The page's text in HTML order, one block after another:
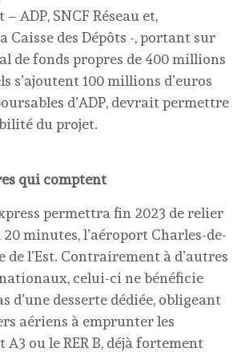
ADP, SNCF Réseau et,
Caisse des Dépôts -, portant sur
de fonds propres de 400 millions
s’ajoutent 100 millions d’euros
d’ADP, devrait permettre
du projet.
qui comptent
permettra fin 2023 de relier
minutes, l’aéroport Charles-de-
de l’Est. Contrairement à d’autres
celui-ci ne bénéficie
d’une desserte dédiée, obligeant
aériens à emprunter les
A3 ou le RER B, déjà fortement